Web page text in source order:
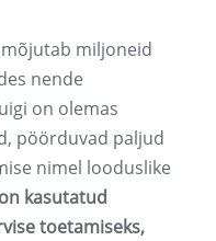
miljoneid
nende
on olemas
pöörduvad paljud
nimel looduslike
kasutatud
toetamiseks,